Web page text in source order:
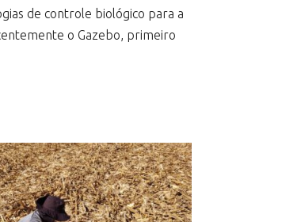
de controle biológico para a
o Gazebo, primeiro